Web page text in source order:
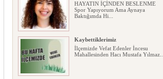
HAYATIN İÇİNDEN BESLENME
Spor Yapıyorum Ama Aynaya
Baktığımda Hi...
Kaybettiklerimiz
İlçemizde Vefat Edenler İncesu
Mahallesinden Hacı Mustafa Yılmaz...